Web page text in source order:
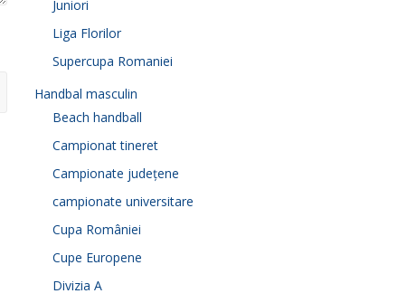
Juniori
Liga Florilor
Supercupa Romaniei
Handbal masculin
Beach handball
Campionat tineret
Campionate județene
campionate universitare
Cupa României
Cupe Europene
Divizia A